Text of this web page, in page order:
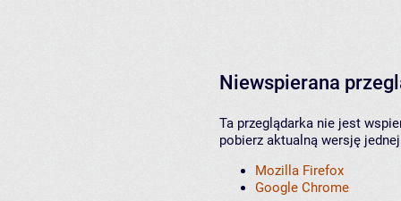
Niewspierana
Ta przeglądarka nie jest
pobierz aktualną wersję
Mozilla Firefox
Google Chrome